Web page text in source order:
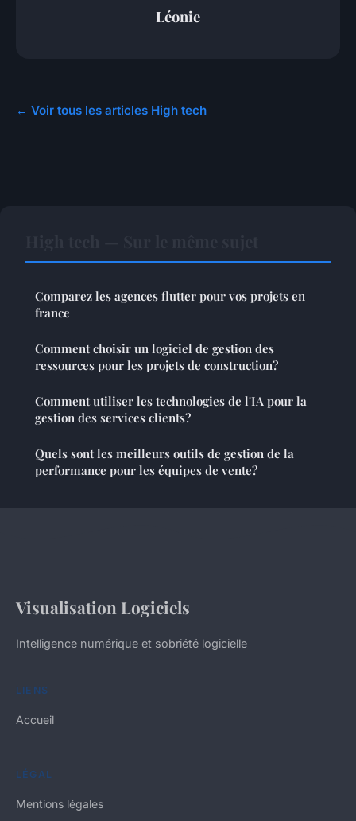
Léonie
← Voir tous les articles High tech
Comparez les agences flutter pour vos projets en
france
Comment choisir un logiciel de gestion des
ressources pour les projets de construction?
Comment utiliser les technologies de l'IA pour la
gestion des services clients?
Quels sont les meilleurs outils de gestion de la
performance pour les équipes de vente?
Visualisation Logiciels
Intelligence numérique et sobriété logicielle
LIENS
Accueil
LÉGAL
Mentions légales